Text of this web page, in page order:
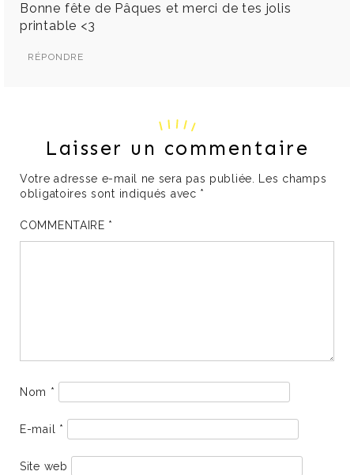
Bonne fête de Pâques et merci de tes jolis
printable <3
RÉPONDRE
Laisser un commentaire
Votre adresse e-mail ne sera pas publiée. Les champs
obligatoires sont indiqués avec *
COMMENTAIRE *
Nom *
E-mail *
Site web